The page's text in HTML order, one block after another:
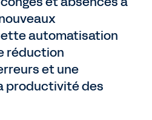
automatisation
réduction
et une
productivité des